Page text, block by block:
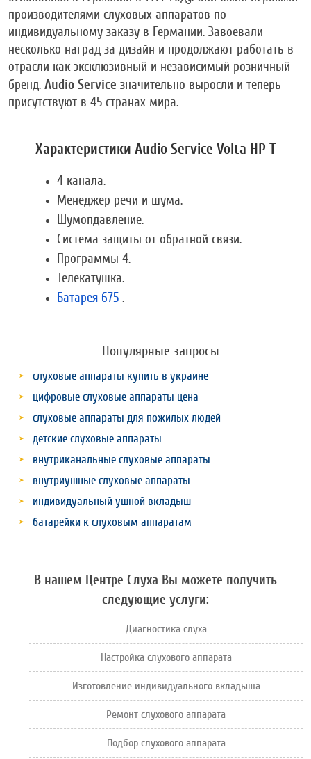
производителями слуховых аппаратов по
индивидуальному заказу в Германии. Завоевали
несколько наград за дизайн и продолжают работать в
отрасли как эксклюзивный и независимый розничный
бренд. Audio Service значительно выросли и теперь
присутствуют в 45 странах мира.
Характеристики Audio Service Volta HP T
4 канала.
Менеджер речи и шума.
Шумопдавление.
Система защиты от обратной связи.
Программы 4.
Телекатушка.
Батарея 675 .
Популярные запросы
слуховые аппараты купить в украине
цифровые слуховые аппараты цена
слуховые аппараты для пожилых людей
детские слуховые аппараты
внутриканальные слуховые аппараты
внутриушные слуховые аппараты
индивидуальный ушной вкладыш
батарейки к слуховым аппаратам
В нашем Центре Слуха Вы можете получить
следующие услуги:
Диагностика слуха
Настройка слухового аппарата
Изготовление индивидуального вкладыша
Ремонт слухового аппарата
Подбор слухового аппарата